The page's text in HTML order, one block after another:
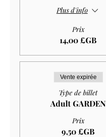
Plus d'info
Prix
14,00 £GB
Vente expirée
Type de billet
Adult GARDEN
Prix
9,50 £GB